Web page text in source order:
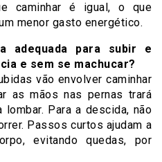
caminhar é igual, o que
menor gasto energético.
adequada para subir e
e sem se machucar?
vão envolver caminhar
as mãos nas pernas trará
Para a descida, não
Passos curtos ajudam a
evitando quedas, por